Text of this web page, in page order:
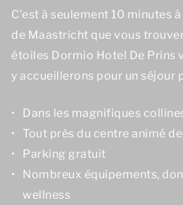
C’est à seulement 10 minutes
de Maastricht que vous
étoiles Dormio Hotel De Prins
y accueillerons pour un séjour
Dans les magnifiques
Tout près du centre animé
Parking gratuit
Nombreux équipements,
wellness